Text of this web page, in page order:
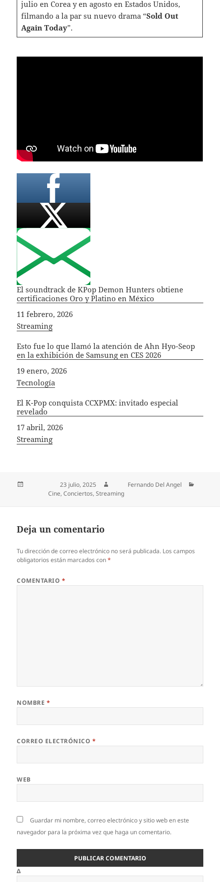
julio en Corea y en agosto en Estados Unidos,
filmando a la par su nuevo drama “Sold Out
Again Today”.
El soundtrack de KPop Demon Hunters obtiene
certificaciones Oro y Platino en México
Fecha
11 febrero, 2026
In relation to
Streaming
Esto fue lo que llamó la atención de Ahn Hyo-Seop
en la exhibición de Samsung en CES 2026
Fecha
19 enero, 2026
In relation to
Tecnología
El K-Pop conquista CCXPMX: invitado especial
revelado
Fecha
17 abril, 2026
In relation to
Streaming
Publicado el23 julio, 2025
Fernando Del Angel
CategoríasCine,Conciertos,Streaming
Deja un comentario
Tu dirección de correo electrónico no será publicada. Los campos
obligatorios están marcados con*
COMENTARIO *
NOMBRE *
CORREO ELECTRÓNICO *
WEB
Guardar mi nombre, correo electrónico y sitio web en este
navegador para la próxima vez que haga un comentario.
Δ